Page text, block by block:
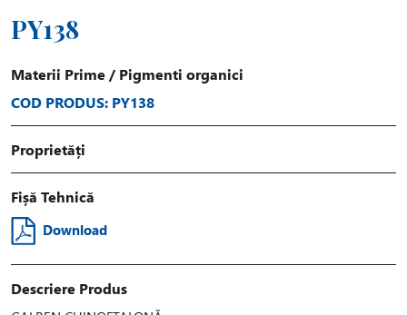
PY138
Materii Prime / Pigmenti organici
COD PRODUS: PY138
Proprietăți
Fișă Tehnică
Download
Descriere Produs